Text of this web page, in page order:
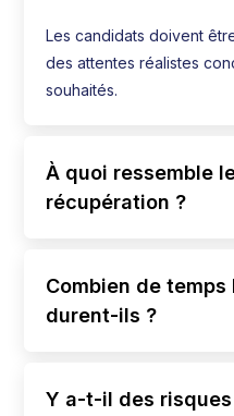
Les candidats doivent
des attentes réalistes
souhaités.
À quoi ressemble
récupération ?
Combien de
durent-ils ?
Y a-t-il des